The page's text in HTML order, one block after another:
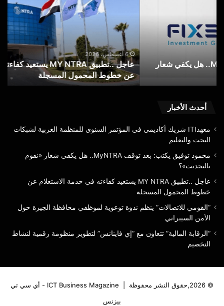
كفاءته
في
الاستعلام
خطوط
المسجلة
عاجل ..تطبيق MY NTRA يستعيد كفاءته في خدمة الاستعلام
عن خطوط المحمول المسجلة
أحدث الأخبار
معهدITI شريك أكاديمي في المؤتمر السنوي للمنظمة العربية لشبكات
البحث والتعليم
محمود توفيق يكتب: بعد توقف MyNTRA.. هل يكفي شعار «نقوم
بالتحديث»؟
عاجل ..تطبيق MY NTRA يستعيد كفاءته في خدمة الاستعلام عن
خطوط المحمول المسجلة
“القومي للاتصالات” ينظم ندوة توعوية لموظفي محافظة الجيزة حول
الأمن السيبراني
“الرقابة المالية” تتعاون مع “إي فاينانس” لتطوير منظومة رقمية لنشاط
التخصيم
© 2026,حقوق النشر محفوظة |
ICT Business Magazine - أي سي تي
بيزنس